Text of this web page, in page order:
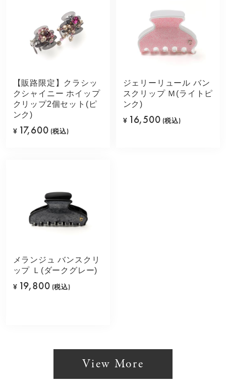
【販路限定】クラシッ
クシャイニー ホイップ
クリップ2個セット(ピ
ンク)
¥ 17,600 (税込)
ジェリーリュール バン
スクリップ Ｍ(ライトピ
ンク)
¥ 16,500 (税込)
メランジュ バンスクリ
ップ Ｌ(ダークグレー)
¥ 19,800 (税込)
View More